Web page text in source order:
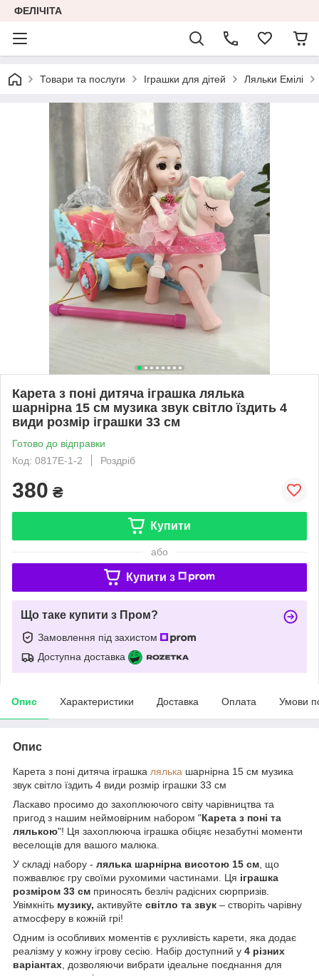
ФЕЛІЧІТА
Товари та послуги Іграшки для дітей Ляльки Емілі
Карета з поні дитяча іграшка лялька
шарнірна 15 см музика звук світло їздить 4
види розмір іграшки 33 см
Готово до відправки
Код: 0817E-1-2
Роздріб
380 ₴
Купити
або
Купити з
Що таке купити з Пром?
Замовлення під захистом
Доступна доставка
Опис Характеристики Доставка Оплата Умови
Опис
Карета з поні дитяча іграшка лялька шарнірна 15 см музика
звук світло їздить 4 види розмір іграшки 33 см
Ласкаво просимо до захоплюючого світу чарівництва та
пригод з нашим неймовірним набором "Карета з поні та
лялькою"! Ця захоплююча іграшка обіцяє незабутні моменти
веселощів для вашого малюка.
У складі набору - лялька шарнірна висотою 15 см , що
пожвавлює гру своїми рухомими частинами. Ця іграшка
розміром 33 см приносять безліч радісних сюрпризів.
Увімкніть музику, активуйте світло та звук – створіть чарівну
атмосферу в кожній грі!
Одним із особливих моментів є рухливість карети, яка додає
реалізму у кожну ігрову сесію. Набір доступний у 4 різних
варіантах , дозволяючи вибрати ідеальне поєднання для